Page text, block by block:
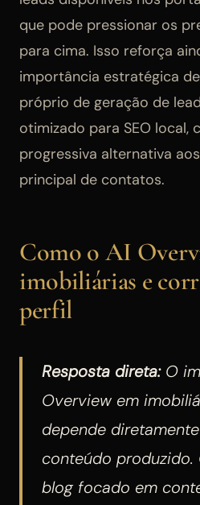
que pode pressionar os
para cima. Isso reforça
importância estratégica
próprio de geração de
otimizado para SEO local,
progressiva alternativa
principal de contatos.
Como o AI
imobiliárias e
perfil
Resposta direta:O
Overview em
depende
conteúdo
blog focado em